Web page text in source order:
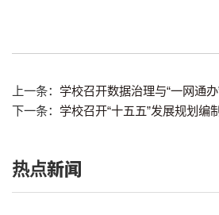
上一条： 学校召开数据治理与“一网通
下一条： 学校召开“十五五”发展规划编
热点新闻